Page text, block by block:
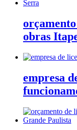
obras
empresa